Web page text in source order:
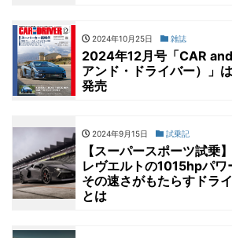
2024年10月25日 雑誌
2024年12月号「CAR and
アンド・ドライバー）」
発売
2024年9月15日 試乗記
【スーパースポーツ試乗
レヴエルトの1015hpパワ
その速さがもたらすドラ
とは